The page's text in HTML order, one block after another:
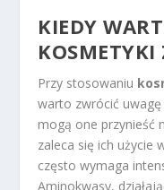
KIEDY
Przy stosowaniu
warto zwrócić
mogą one przynieść
zaleca się ich użycie
często wymaga
Aminokwasy,